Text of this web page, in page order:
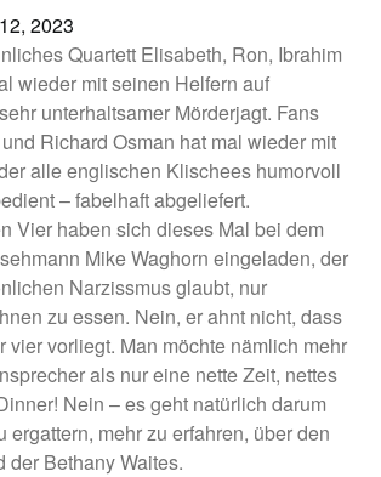
2023
Quartett Elisabeth, Ron, Ibrahim
wieder mit seinen Helfern auf
unterhaltsamer Mörderjagt. Fans
Richard Osman hat mal wieder mit
alle englischen Klischees humorvoll
– fabelhaft abgeliefert.
Vier haben sich dieses Mal bei dem
Mike Waghorn eingeladen, der
Narzissmus glaubt, nur
zu essen. Nein, er ahnt nicht, dass
vier vorliegt. Man möchte nämlich mehr
als nur eine nette Zeit, nettes
Nein – es geht natürlich darum
ergattern, mehr zu erfahren, über den
der Bethany Waites.